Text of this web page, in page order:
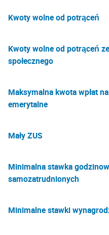
Kwoty wolne od potrąceń
Kwoty wolne od potrąceń
społecznego
Maksymalna kwota wpłat
emerytalne
Mały ZUS
Minimalna stawka
samozatrudnionych
Minimalne stawki